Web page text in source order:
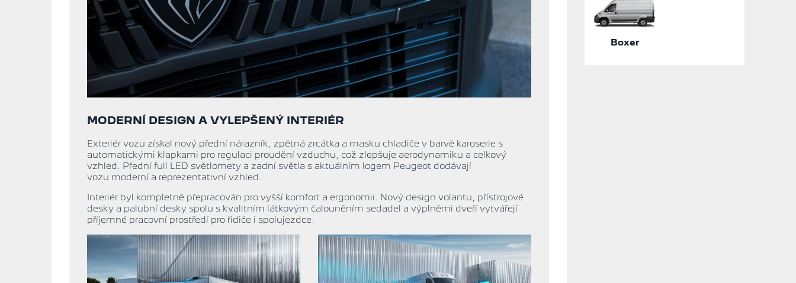
MODERNÍ DESIGN A VYLEPŠENÝ INTERIÉR
Exteriér vozu získal nový přední nárazník, zpětná zrcátka a masku chladiče v barvě karoserie s
automatickými klapkami pro regulaci proudění vzduchu, což zlepšuje aerodynamiku a celkový
vzhled. Přední full LED světlomety a zadní světla s aktuálním logem Peugeot dodávají
vozu moderní a reprezentativní vzhled.
Interiér byl kompletně přepracován pro vyšší komfort a ergonomii. Nový design volantu, přístrojové
desky a palubní desky spolu s kvalitním látkovým čalouněním sedadel a výplněmi dveří vytvářejí
příjemné pracovní prostředí pro řidiče i spolujezdce.
Boxer